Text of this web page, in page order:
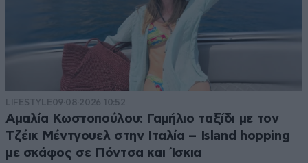
LIFESTYLE09·08·2026 10:52
Αμαλία Κωστοπούλου: Γαμήλιο ταξίδι με τον
Τζέικ Μέντγουελ στην Ιταλία – Island hopping
με σκάφος σε Πόντσα και Ίσκια